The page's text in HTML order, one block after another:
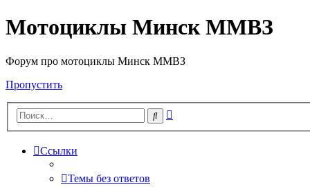
Мотоциклы Минск ММВЗ
Форум про мотоциклы Минск ММВЗ
Пропустить
Поиск
Ссылки
Темы без ответов